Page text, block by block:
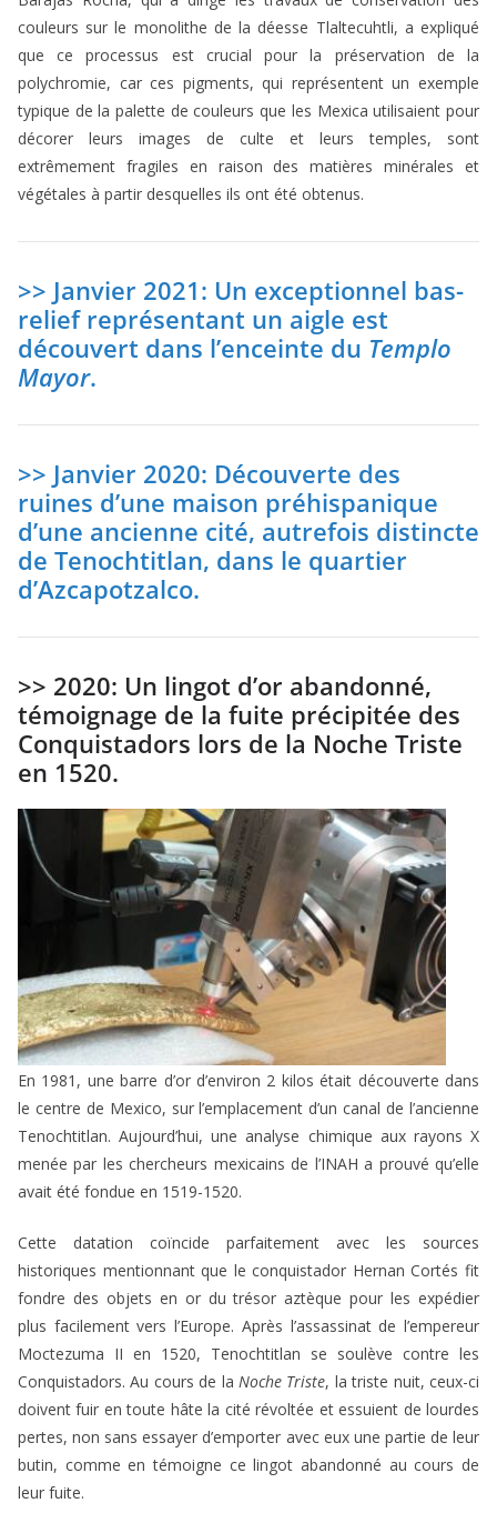
couleurs sur le monolithe de la déesse Tlaltecuhtli, a expliqué
que ce processus est crucial pour la préservation de la
polychromie, car ces pigments, qui représentent un exemple
typique de la palette de couleurs que les Mexica utilisaient pour
décorer leurs images de culte et leurs temples, sont
extrêmement fragiles en raison des matières minérales et
végétales à partir desquelles ils ont été obtenus.
>> Janvier 2021: Un exceptionnel bas-
relief représentant un aigle est
découvert dans l’enceinte du Templo
Mayor.
>> Janvier 2020: Découverte des
ruines d’une maison préhispanique
d’une ancienne cité, autrefois distincte
de Tenochtitlan, dans le quartier
d’Azcapotzalco.
>> 2020: Un lingot d’or abandonné,
témoignage de la fuite précipitée des
Conquistadors lors de la Noche Triste
en 1520.
En 1981, une barre d’or d’environ 2 kilos était découverte dans
le centre de Mexico, sur l’emplacement d’un canal de l’ancienne
Tenochtitlan. Aujourd’hui, une analyse chimique aux rayons X
menée par les chercheurs mexicains de l’INAH a prouvé qu’elle
avait été fondue en 1519-1520.
Cette datation coïncide parfaitement avec les sources
historiques mentionnant que le conquistador Hernan Cortés fit
fondre des objets en or du trésor aztèque pour les expédier
plus facilement vers l’Europe. Après l’assassinat de l’empereur
Moctezuma II en 1520, Tenochtitlan se soulève contre les
Conquistadors. Au cours de la Noche Triste, la triste nuit, ceux-ci
doivent fuir en toute hâte la cité révoltée et essuient de lourdes
pertes, non sans essayer d’emporter avec eux une partie de leur
butin, comme en témoigne ce lingot abandonné au cours de
leur fuite.